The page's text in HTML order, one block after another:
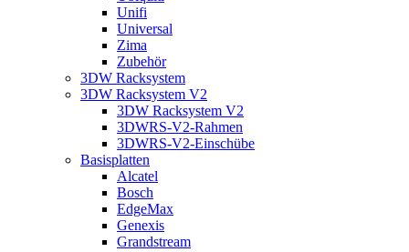
Unifi
Universal
Zima
Zubehör
3DW Racksystem
3DW Racksystem V2
3DW Racksystem V2
3DWRS-V2-Rahmen
3DWRS-V2-Einschübe
Basisplatten
Alcatel
Bosch
EdgeMax
Genexis
Grandstream